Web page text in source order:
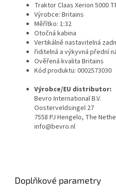
Traktor Claas Xerion 5000
Výrobce: Britains
Měřítko: 1:32
Otočná kabina
Vertikálně nastavitelná
řiditelná a výkyvná přední
Ověřená kvalita Britains
Kód produktu: 0002573030
Výrobce/EU distributor:
Bevro International B.V.
Oosterveldsingel 27
7558 PJ Hengelo, The
info@bevro.nl
Doplňkové parametry